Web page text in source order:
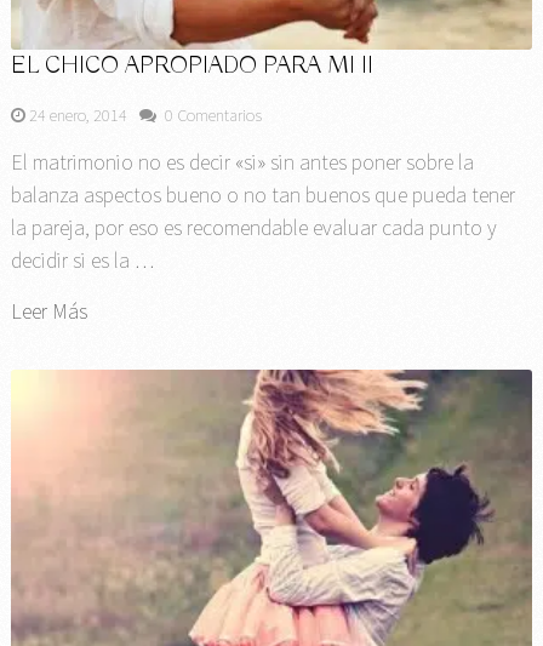
EL CHICO APROPIADO PARA MI II
24 enero, 2014 0 Comentarios
El matrimonio no es decir «si» sin antes poner sobre la
balanza aspectos bueno o no tan buenos que pueda tener
la pareja, por eso es recomendable evaluar cada punto y
decidir si es la …
Leer Más